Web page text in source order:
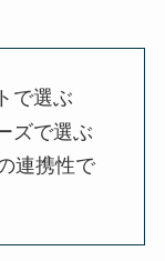
で選ぶ
ズで選ぶ
連携性で